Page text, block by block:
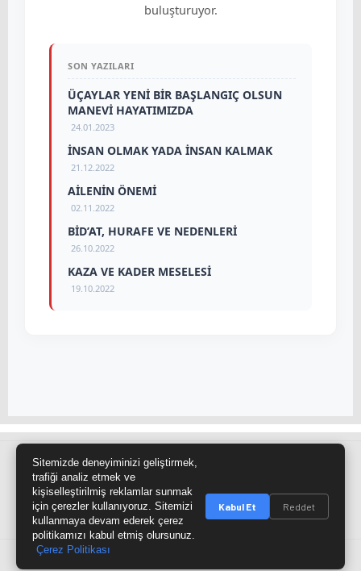
buluşturuyor.
SON YAZILARI
ÜÇAYLAR YENİ BİR BAŞLANGIÇ OLSUN
MANEVİ HAYATIMIZDA
24.01.2023
İNSAN OLMAK YADA İNSAN KALMAK
21.12.2022
AİLENİN ÖNEMİ
02.11.2022
BİD’AT, HURAFE VE NEDENLERİ
26.10.2022
KAZA VE KADER MESELESİ
19.10.2022
Site Haritası RSS Kaynağı
@cumra_postasi
Sitemizde deneyiminizi geliştirmek,
trafiği analiz etmek ve
kişiselleştirilmiş reklamlar sunmak
için çerezler kullanıyoruz. Sitemizi
kullanmaya devam ederek çerez
politikamızı kabul etmiş olursunuz.
Çerez Politikası
Kabul Et Reddet